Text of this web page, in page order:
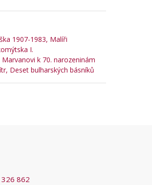
1907-1983, Malíři
I.
Marvanovi k 70. narozeninám
Deset bulharských básníků
862